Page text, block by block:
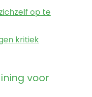
op te
kritiek
voor